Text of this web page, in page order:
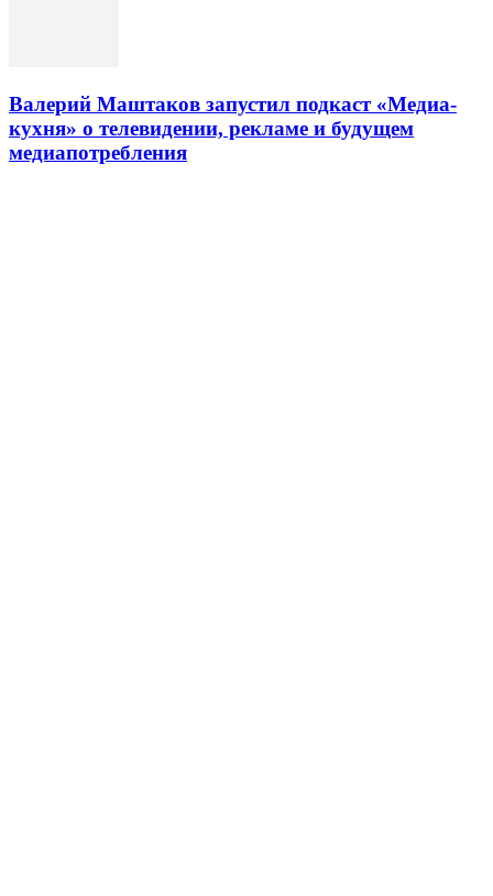
Валерий Маштаков запустил подкаст «Медиа-
кухня» о телевидении, рекламе и будущем
медиапотребления